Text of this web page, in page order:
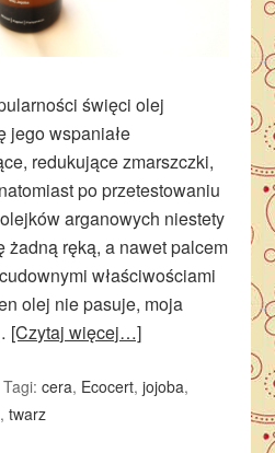
święci olej
jego wspaniałe
redukujące zmarszczki,
po przetestowaniu
arganowych niestety
żadną ręką, a nawet palcem
właściwościami
olej nie pasuje, moja
[Czytaj więcej…]
Tagi:cera, Ecocert,jojoba,
,twarz